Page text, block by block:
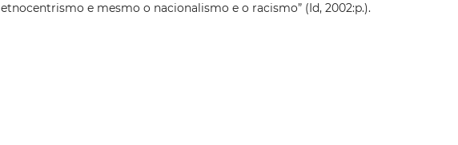
etnocentrismo e mesmo o nacionalismo e o racismo” (Id, 2002:p.).